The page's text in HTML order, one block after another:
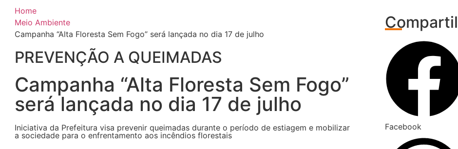
Home
Meio Ambiente
Campanha “Alta Floresta Sem Fogo” será lançada no dia 17 de julho
PREVENÇÃO A QUEIMADAS
Campanha “Alta Floresta Sem Fogo”
será lançada no dia 17 de julho
Iniciativa da Prefeitura visa prevenir queimadas durante o período de estiagem e mobilizar
a sociedade para o enfrentamento aos incêndios florestais
Facebook